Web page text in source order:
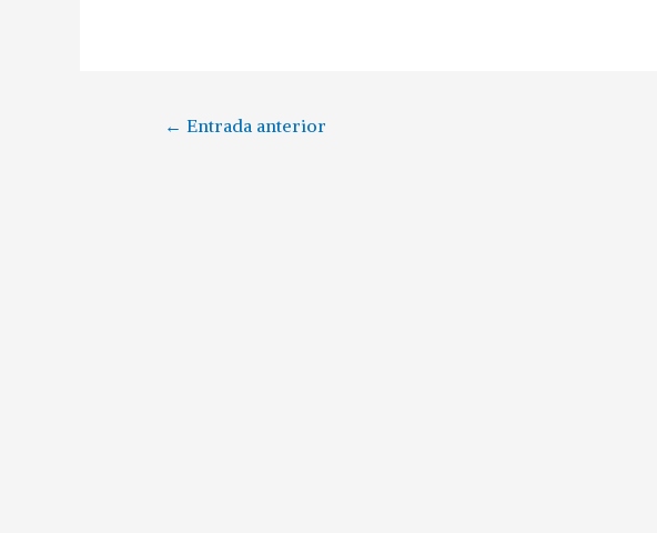
← Entrada anterior